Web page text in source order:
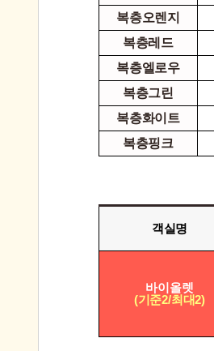
복층오렌지
복층레드
복층엘로우
복층그린
복층화이트
복층핑크